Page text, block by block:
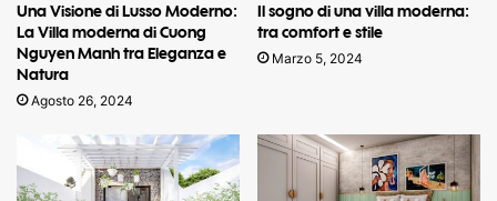
Una Visione di Lusso Moderno:
La Villa moderna di Cuong
Nguyen Manh tra Eleganza e
Natura
Agosto 26, 2024
Il sogno di una villa moderna:
tra comfort e stile
Marzo 5, 2024